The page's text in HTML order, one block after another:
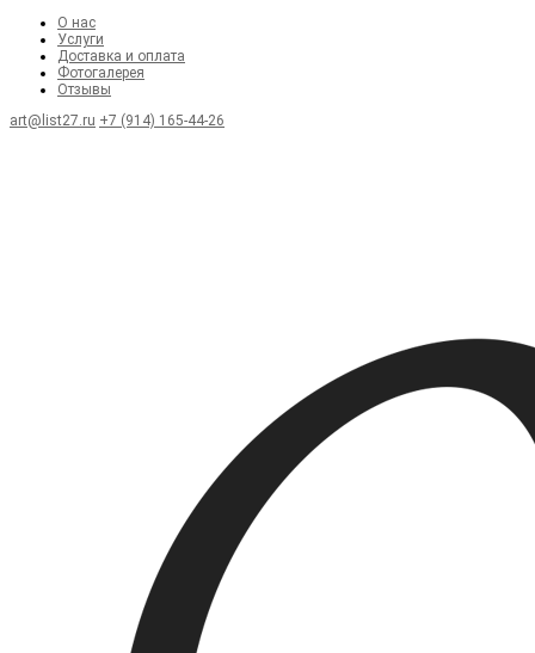
О нас
Услуги
Доставка и оплата
Фотогалерея
Отзывы
art@list27.ru +7 (914) 165-44-26